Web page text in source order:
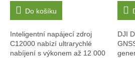
Do košíku
Inteligentní napájecí zdroj
C12000 nabízí ultrarychlé
nabíjení s výkonem až 12 000
DJI